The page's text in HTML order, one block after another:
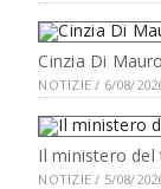
Cinzia Di
NOTIZIE / 6/08/
Il ministero del
NOTIZIE / 5/08/